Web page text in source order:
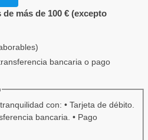
más de 100 € (excepto
bancaria o pago